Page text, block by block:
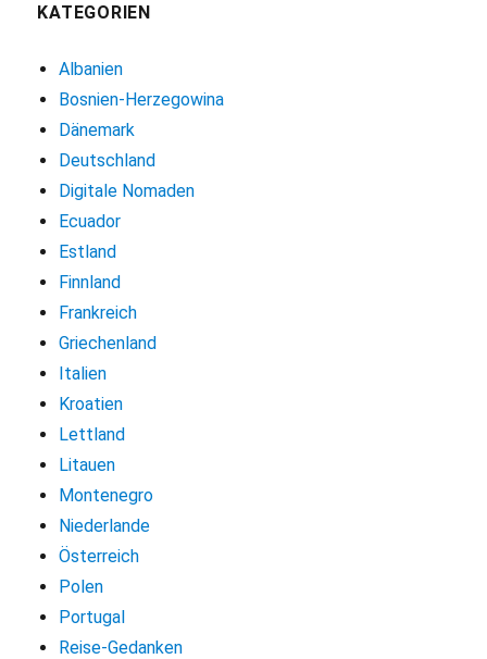
KATEGORIEN
Albanien
Bosnien-Herzegowina
Dänemark
Deutschland
Digitale Nomaden
Ecuador
Estland
Finnland
Frankreich
Griechenland
Italien
Kroatien
Lettland
Litauen
Montenegro
Niederlande
Österreich
Polen
Portugal
Reise-Gedanken